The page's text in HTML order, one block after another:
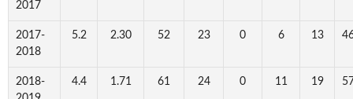
2017
2017-
2018
5.2 2.30 52 23 0 6 13
2018-
4.4 1.71 61 24 0 11 19